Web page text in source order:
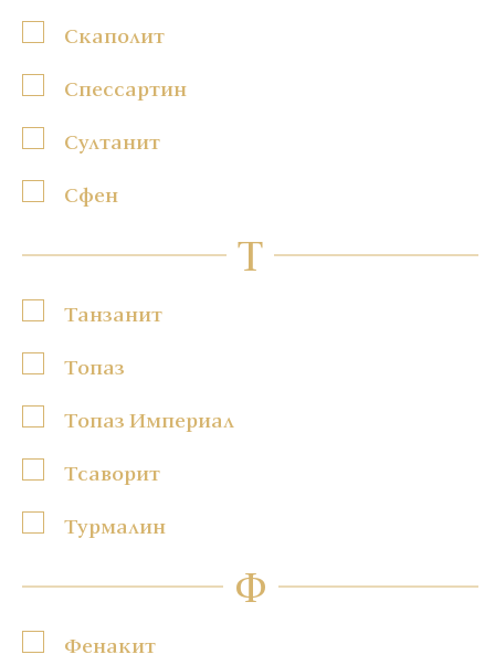
Скаполит
Спессартин
Султанит
Сфен
Т
Танзанит
Топаз
Топаз Империал
Тсаворит
Турмалин
Ф
Фенакит